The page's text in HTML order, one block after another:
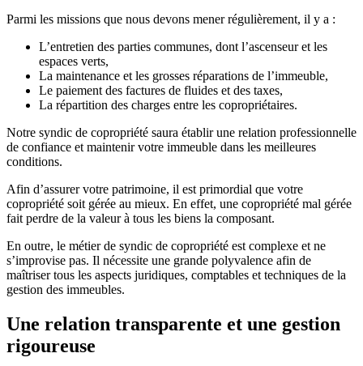
Parmi les missions que nous devons mener régulièrement, il y a :
L’entretien des parties communes, dont l’ascenseur et les
espaces verts,
La maintenance et les grosses réparations de l’immeuble,
Le paiement des factures de fluides et des taxes,
La répartition des charges entre les copropriétaires.
Notre syndic de copropriété saura établir une relation professionnelle
de confiance et maintenir votre immeuble dans les meilleures
conditions.
Afin d’assurer votre patrimoine, il est primordial que votre
copropriété soit gérée au mieux. En effet, une copropriété mal gérée
fait perdre de la valeur à tous les biens la composant.
En outre, le métier de syndic de copropriété est complexe et ne
s’improvise pas. Il nécessite une grande polyvalence afin de
maîtriser tous les aspects juridiques, comptables et techniques de la
gestion des immeubles.
Une relation transparente et une gestion
rigoureuse